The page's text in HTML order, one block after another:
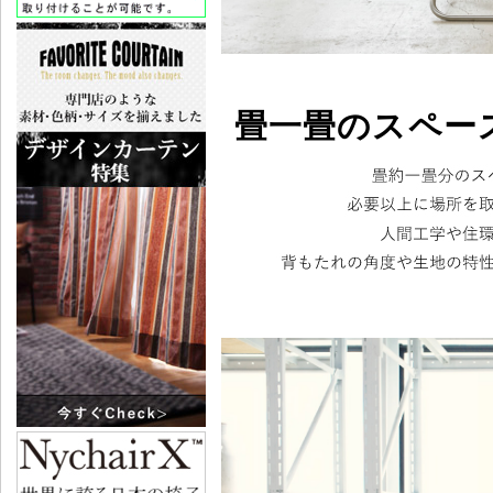
畳一畳のスペー